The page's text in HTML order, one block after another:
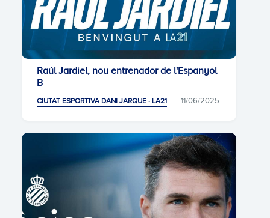
Raúl Jardiel, nou entrenador de l'Espanyol
B
CIUTAT ESPORTIVA DANI JARQUE · LA21 11/06/2025